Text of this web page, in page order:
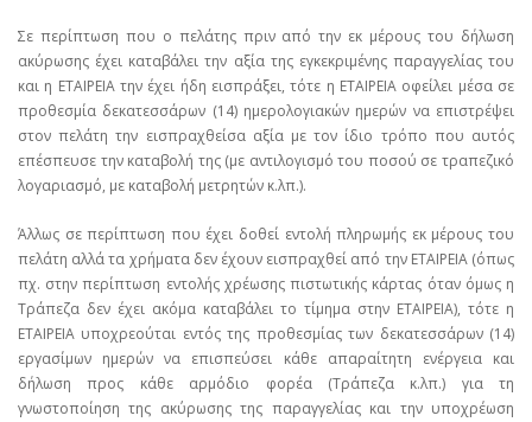
Σε περίπτωση που ο πελάτης πριν από την εκ μέρους του δήλωση
ακύρωσης έχει καταβάλει την αξία της εγκεκριμένης παραγγελίας του
και η ΕΤΑΙΡΕΙΑ την έχει ήδη εισπράξει, τότε η ΕΤΑΙΡΕΙΑ οφείλει μέσα σε
προθεσμία δεκατεσσάρων (14) ημερολογιακών ημερών να επιστρέψει
στον πελάτη την εισπραχθείσα αξία με τον ίδιο τρόπο που αυτός
επέσπευσε την καταβολή της (με αντιλογισμό του ποσού σε τραπεζικό
λογαριασμό, με καταβολή μετρητών κ.λπ.).
Άλλως σε περίπτωση που έχει δοθεί εντολή πληρωμής εκ μέρους του
πελάτη αλλά τα χρήματα δεν έχουν εισπραχθεί από την ΕΤΑΙΡΕΙΑ (όπως
πχ. στην περίπτωση εντολής χρέωσης πιστωτικής κάρτας όταν όμως η
Τράπεζα δεν έχει ακόμα καταβάλει το τίμημα στην ΕΤΑΙΡΕΙΑ), τότε η
ΕΤΑΙΡΕΙΑ υποχρεούται εντός της προθεσμίας των δεκατεσσάρων (14)
εργασίμων ημερών να επισπεύσει κάθε απαραίτητη ενέργεια και
δήλωση προς κάθε αρμόδιο φορέα (Τράπεζα κ.λπ.) για τη
γνωστοποίηση της ακύρωσης της παραγγελίας και την υποχρέωση